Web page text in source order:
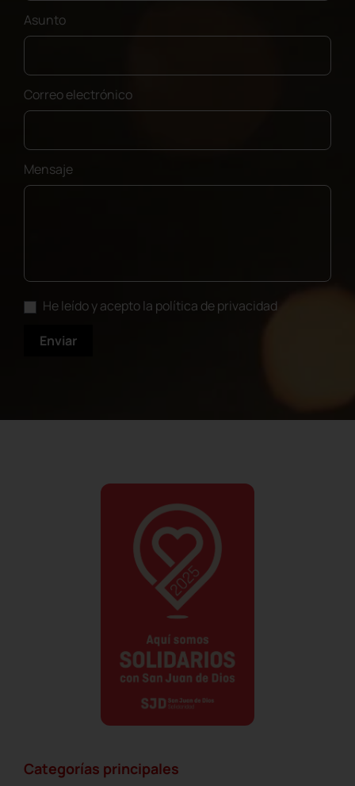
Asunto
Correo electrónico
Mensaje
He leído y acepto la política de privacidad
Categorías principales